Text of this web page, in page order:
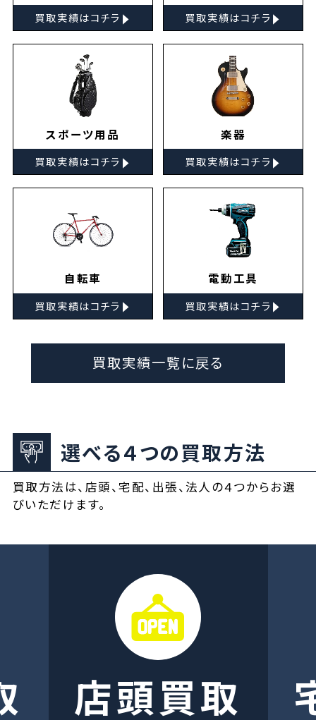
買取実績はコチラ ▸ 買取実績はコチラ ▸
スポーツ用品
買取実績はコチラ ▸
楽器
買取実績はコチラ ▸
自転車
買取実績はコチラ ▸
電動工具
買取実績はコチラ ▸
買取実績一覧に戻る
選べる４つの買取方法
買取方法は、店頭、宅配、出張、法人の４つからお選
びいただけます。
店頭買取